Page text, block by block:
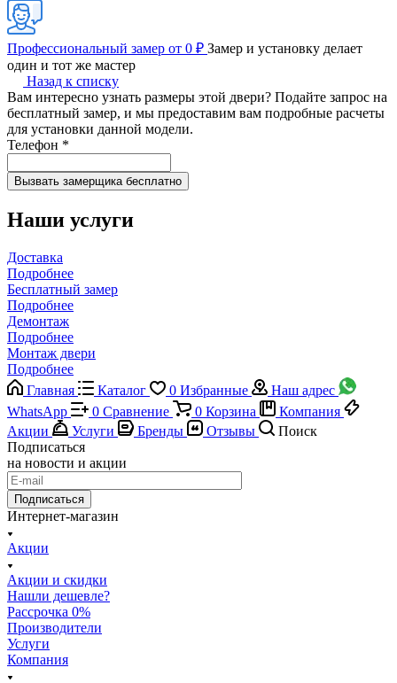
Профессиональный замер от 0 ₽ Замер и установку делает
один и тот же мастер
Назад к списку
Вам интересно узнать размеры этой двери? Подайте запрос на
бесплатный замер, и мы предоставим вам подробные расчеты
для установки данной модели.
Телефон *
Наши услуги
Доставка
Подробнее
Бесплатный замер
Подробнее
Демонтаж
Подробнее
Монтаж двери
Подробнее
Главная
Каталог 0 Избранные
Наш адрес
WhatsApp
0 Сравнение 0 Корзина
Компания
Акции
Услуги Бренды Отзывы
Поиск
Подписаться
на новости и акции
Подписаться
Интернет-магазин
Акции
Акции и скидки
Нашли дешевле?
Рассрочка 0%
Производители
Услуги
Компания